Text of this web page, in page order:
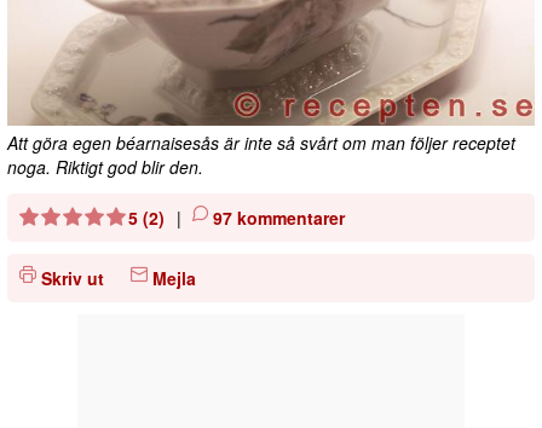
Att göra egen béarnaisesås är inte så svårt om man följer receptet
noga. Riktigt god blir den.
5 (2) | 97 kommentarer
Skriv ut Mejla